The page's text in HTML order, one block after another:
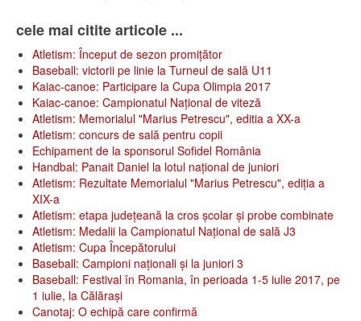
cele mai citite articole ...
Atletism: Început de sezon promițător
Baseball: victorii pe linie la Turneul de sală U11
Kaiac-canoe: Participare la Cupa Olimpia 2017
Kaiac-canoe: Campionatul Național de viteză
Atletism: Memorialul "Marius Petrescu", editia a XX-a
Atletism: concurs de sală pentru copii
Echipament de la sponsorul Sofidel România
Handbal: Panait Daniel la lotul național de juniori
Atletism: Rezultate Memorialul "Marius Petrescu", ediția a
XIX-a
Atletism: etapa județeană la cros școlar și probe combinate
Atletism: Medalii la Campionatul Național de sală J3
Atletism: Cupa Începătorului
Baseball: Campioni naționali și la juniori 3
Baseball: Festival în Romania, în perioada 1-5 iulie 2017, pe
1 iulie, la Călăraşi
Canotaj: O echipă care confirmă